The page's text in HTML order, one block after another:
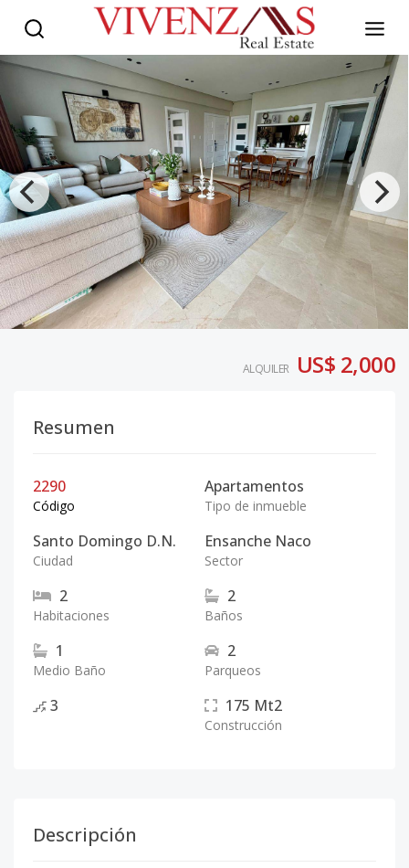
ALQUILER US$ 2,000
Resumen
2290
Código
Apartamentos
Tipo de inmueble
Santo Domingo D.N.
Ciudad
Ensanche Naco
Sector
2
Habitaciones
2
Baños
1
Medio Baño
2
Parqueos
3 175 Mt2
Construcción
Descripción